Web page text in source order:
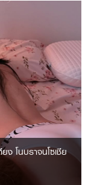
ง โนบราจนโซเชีย